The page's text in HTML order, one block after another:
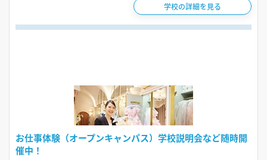
学校の詳細を見る
お仕事体験（オープンキャンパス）学校説明会など随時開
催中！